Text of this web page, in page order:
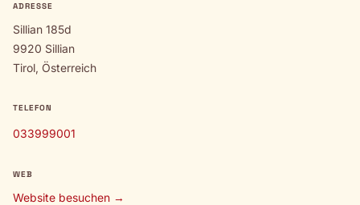
ADRESSE
Sillian 185d
9920 Sillian
Tirol, Österreich
TELEFON
033999001
WEB
Website besuchen →